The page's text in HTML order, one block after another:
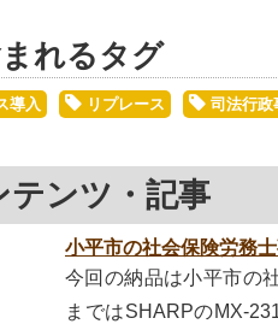
れるタグ
導入 リプレース 司法行政
テンツ・記事
小平市の社会保険労務
今回の納品は小平市の
まではSHARPのMX-